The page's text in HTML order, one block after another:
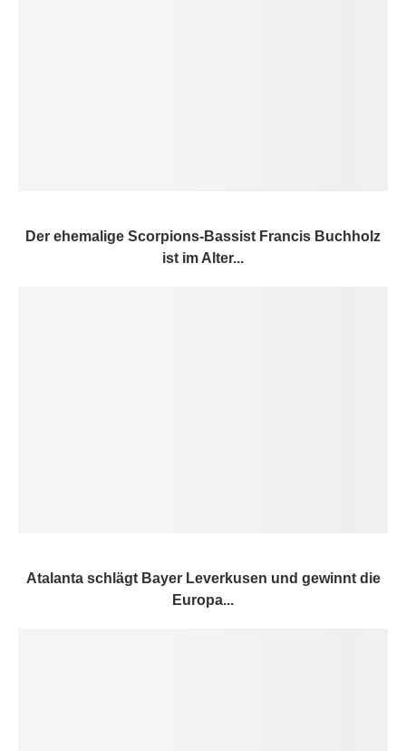
Der ehemalige Scorpions-Bassist Francis Buchholz
ist im Alter...
Atalanta schlägt Bayer Leverkusen und gewinnt die
Europa...